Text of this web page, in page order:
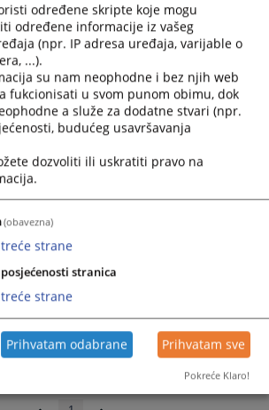
određene skripte koje mogu
određene informacije iz vašeg
(npr. IP adresa uređaja, varijable o
...).
su nam neophodne i bez njih web
fukcionisati u svom punom obimu, dok
a služe za dodatne stvari (npr.
budućeg usavršavanja
dozvoliti ili uskratiti pravo na
(obavezna)
strane
stranica
strane
Prihvatam odabrane Prihvatam sve
Pokreće Klaro!